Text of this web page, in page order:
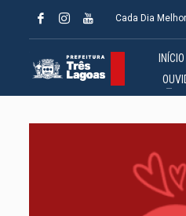
Cada Dia Melhor
INÍCIO